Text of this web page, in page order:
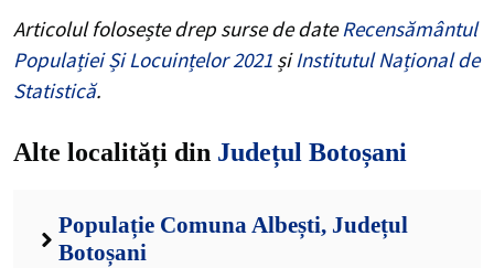
Articolul folosește drep surse de dateRecensământul
Populației Și Locuințelor 2021 șiInstitutul Național de
Statistică.
Alte localități din Județul Botoșani
Populație Comuna Albești, Județul
Botoșani